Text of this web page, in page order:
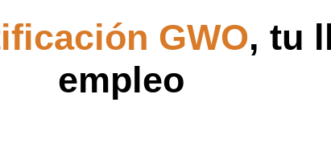
ficación GWO, tu
empleo